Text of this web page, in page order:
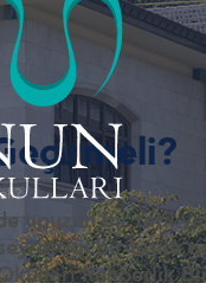
upuzun bir tatil
bir tatile
Rehberlik